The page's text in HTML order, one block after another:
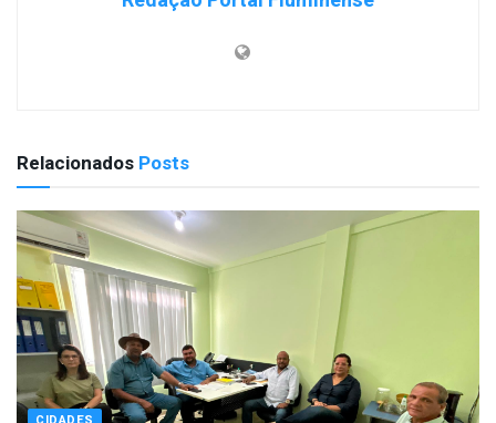
Relacionados Posts